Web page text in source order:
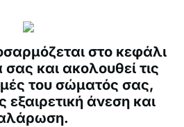
στο κεφάλι
και ακολουθεί τις
του σώματός σας,
άνεση και